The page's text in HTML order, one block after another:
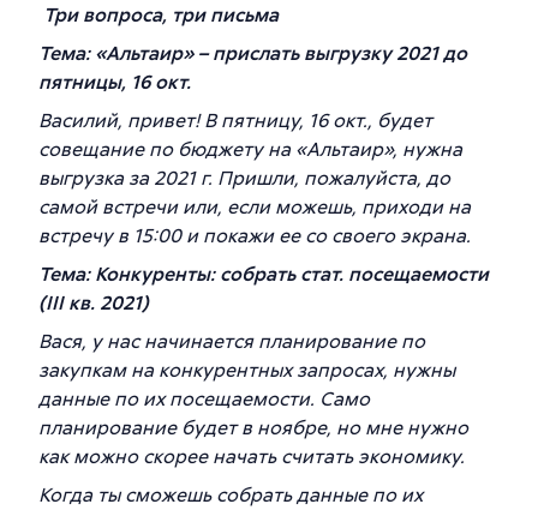
Три вопроса, три письма
Тема: «Альтаир» – прислать выгрузку 2021 до
пятницы, 16 окт.
Василий, привет! В пятницу, 16 окт., будет
совещание по бюджету на «Альтаир», нужна
выгрузка за 2021 г. Пришли, пожалуйста, до
самой встречи или, если можешь, приходи на
встречу в 15:00 и покажи ее со своего экрана.
Тема: Конкуренты: собрать стат. посещаемости
(III кв. 2021)
Вася, у нас начинается планирование по
закупкам на конкурентных запросах, нужны
данные по их посещаемости. Само
планирование будет в ноябре, но мне нужно
как можно скорее начать считать экономику.
Когда ты сможешь собрать данные по их